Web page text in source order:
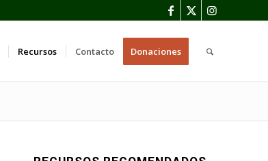
Recursos Contacto Donaciones